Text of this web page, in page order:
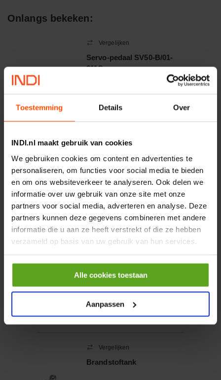
Toestemming Details Over
INDI.nl maakt gebruik van cookies
We gebruiken cookies om content en advertenties te
personaliseren, om functies voor social media te bieden
en om ons websiteverkeer te analyseren. Ook delen we
informatie over uw gebruik van onze site met onze
partners voor social media, adverteren en analyse. Deze
partners kunnen deze gegevens combineren met andere
informatie die u aan ze heeft verstrekt of die ze hebben
verzameld op basis van uw gebruik van hun services.
Alle cookies toestaan
Aanpassen
Onlangs bekeken:
Vergelijken
Servo-pedaal SV50-B/01-
211C
− Aantal
Controleer voorraad
Vergelijken
Zaklamp Aluminium Light
F10 Pro
Artikelnummer:VT16606
Merknaam:
VARTA Consumer
Batteries
− +
Controleer voorraad
Vergelijken
Brandstoftank